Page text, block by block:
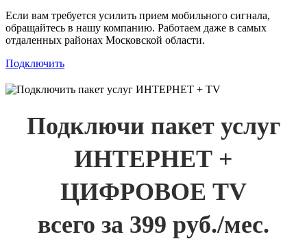
Если вам требуется усилить прием мобильного сигнала,
обращайтесь в нашу компанию. Работаем даже в самых
отдаленных районах Московской области.
Подключить
Подключи пакет услуг
ИНТЕРНЕТ +
ЦИФРОВОЕ TV
всего за 399 руб./мес.